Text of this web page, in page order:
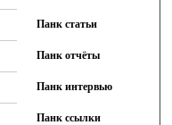
Панк статьи
Панк отчёты
Панк интервью
Панк ссылки